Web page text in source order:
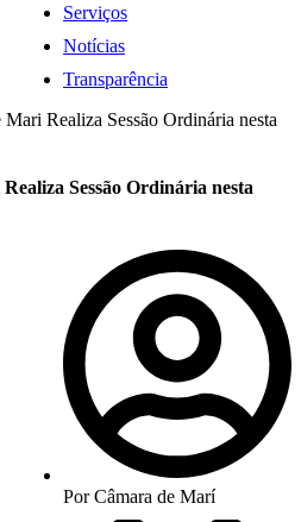
Serviços
Notícias
Transparência
Realiza Sessão Ordinária nesta
Sessão Ordinária nesta
PorCâmara de Marí